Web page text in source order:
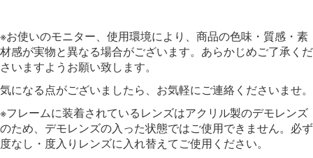
※お使いのモニター、使用環境により、商品の色味・質感・素
材感が実物と異なる場合がございます。あらかじめご了承くだ
さいますようお願い致します。
気になる点がございましたら、お気軽にご連絡くださいませ。
※フレームに装着されているレンズはアクリル製のデモレンズ
のため、デモレンズの入った状態ではご使用できません。必ず
度なし・度入りレンズに入れ替えてご使用ください。